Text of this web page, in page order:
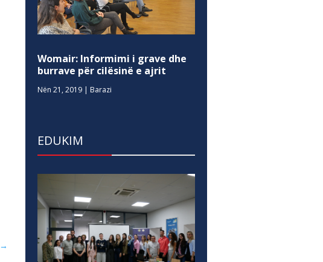
→
Womair: Informimi i grave dhe
burrave për cilësinë e ajrit
Nën 21, 2019 | Barazi
EDUKIM